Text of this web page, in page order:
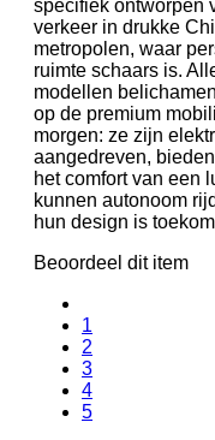
specifiek ontworpen
verkeer in drukke
metropolen, waar
ruimte schaars is.
modellen
op de premium
morgen: ze zijn
aangedreven,
het comfort van een
kunnen autonoom
hun design is
Beoordeel dit item
1
2
3
4
5